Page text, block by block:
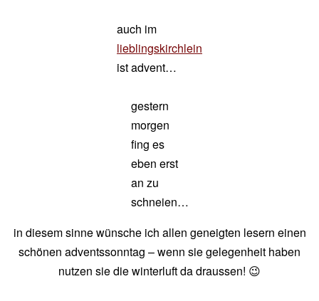
auch im
lieblingskirchlein
ist advent…
gestern
morgen
fing es
eben erst
an zu
schneien…
in diesem sinne wünsche ich allen geneigten lesern einen
schönen adventssonntag – wenn sie gelegenheit haben
nutzen sie die winterluft da draussen! 😉